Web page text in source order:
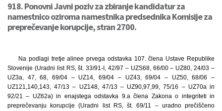
918. Ponovni Javni poziv za zbiranje kandidatur za
namestnico oziroma namestnika predsednika Komisije za
preprečevanje korupcije, stran 2700.
Na podlagi tretje alinee prvega odstavka 107. člena Ustave Republike
Slovenije (Uradni list RS, št. 33/91-I, 42/97 – UZS68, 66/00 – UZ80, 24/03 –
UZ3a, 47, 68, 69/04 – UZ14, 69/04 – UZ43, 69/04 – UZ50, 68/06 –
UZ121,140,143, 47/13 – UZ148, 47/13 – UZ90,97,99, 75/16 – UZ70a in
92/21 – UZ62a) in enajstega odstavka 9.a člena Zakona o integriteti in
preprečevanju korupcije (Uradni list RS, št. 69/11 – uradno prečiščeno